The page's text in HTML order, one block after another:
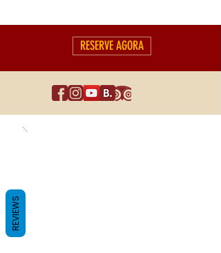
RESERVE AGORA
REVIEWS